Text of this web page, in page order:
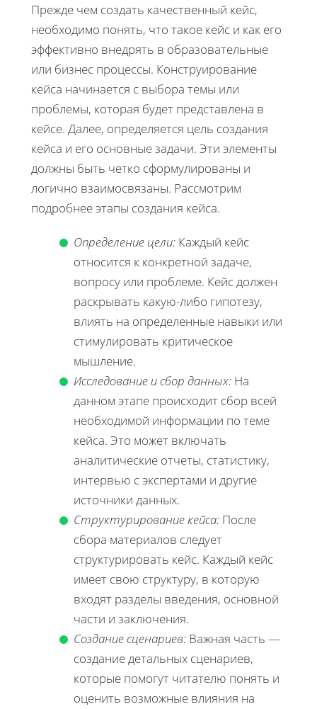
Прежде чем создать качественный кейс,
необходимо понять, что такое кейс и как его
эффективно внедрять в образовательные
или бизнес процессы. Конструирование
кейса начинается с выбора темы или
проблемы, которая будет представлена в
кейсе. Далее, определяется цель создания
кейса и его основные задачи. Эти элементы
должны быть четко сформулированы и
логично взаимосвязаны. Рассмотрим
подробнее этапы создания кейса.
Определение цели: Каждый кейс
относится к конкретной задаче,
вопросу или проблеме. Кейс должен
раскрывать какую-либо гипотезу,
влиять на определенные навыки или
стимулировать критическое
мышление.
Исследование и сбор данных: На
данном этапе происходит сбор всей
необходимой информации по теме
кейса. Это может включать
аналитические отчеты, статистику,
интервью с экспертами и другие
источники данных.
Структурирование кейса: После
сбора материалов следует
структурировать кейс. Каждый кейс
имеет свою структуру, в которую
входят разделы введения, основной
части и заключения.
Создание сценариев: Важная часть —
создание детальных сценариев,
которые помогут читателю понять и
оценить возможные влияния на